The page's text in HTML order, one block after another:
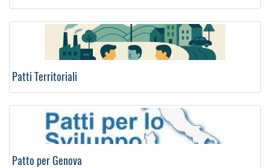
Patti Territoriali
Patto per Genova